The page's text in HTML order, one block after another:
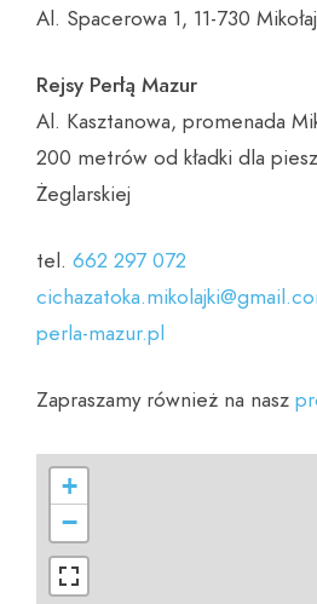
Al. Spacerowa 1, 11-730
Rejsy Perłą Mazur
Al. Kasztanowa, promenada
200 metrów od kładki dla
Żeglarskiej
tel. 662 297 072
perla-mazur.pl
Zapraszamy również na nasz
+
−